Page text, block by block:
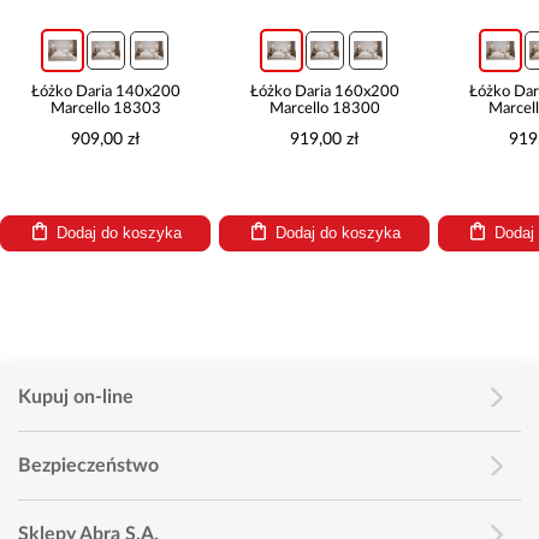
Łóżko Daria 140x200
Marcello 18303
909,00 zł
Dodaj do koszyka
Łóżko Daria 160x200
Marcello 18300
919,00 zł
Dodaj do koszyka
Łóżko
Kupuj on-line
Bezpieczeństwo
Sklepy Abra S.A.